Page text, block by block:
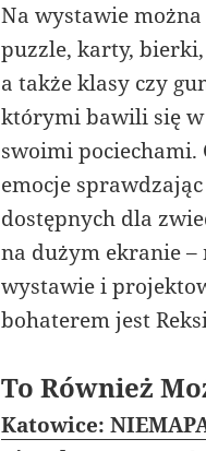
Na wystawie
puzzle, karty,
a także klasy czy
którymi bawili się
swoimi pociechami.
emocje
dostępnych dla
na dużym ekranie –
wystawie i
bohaterem jest
To Również
Katowice: